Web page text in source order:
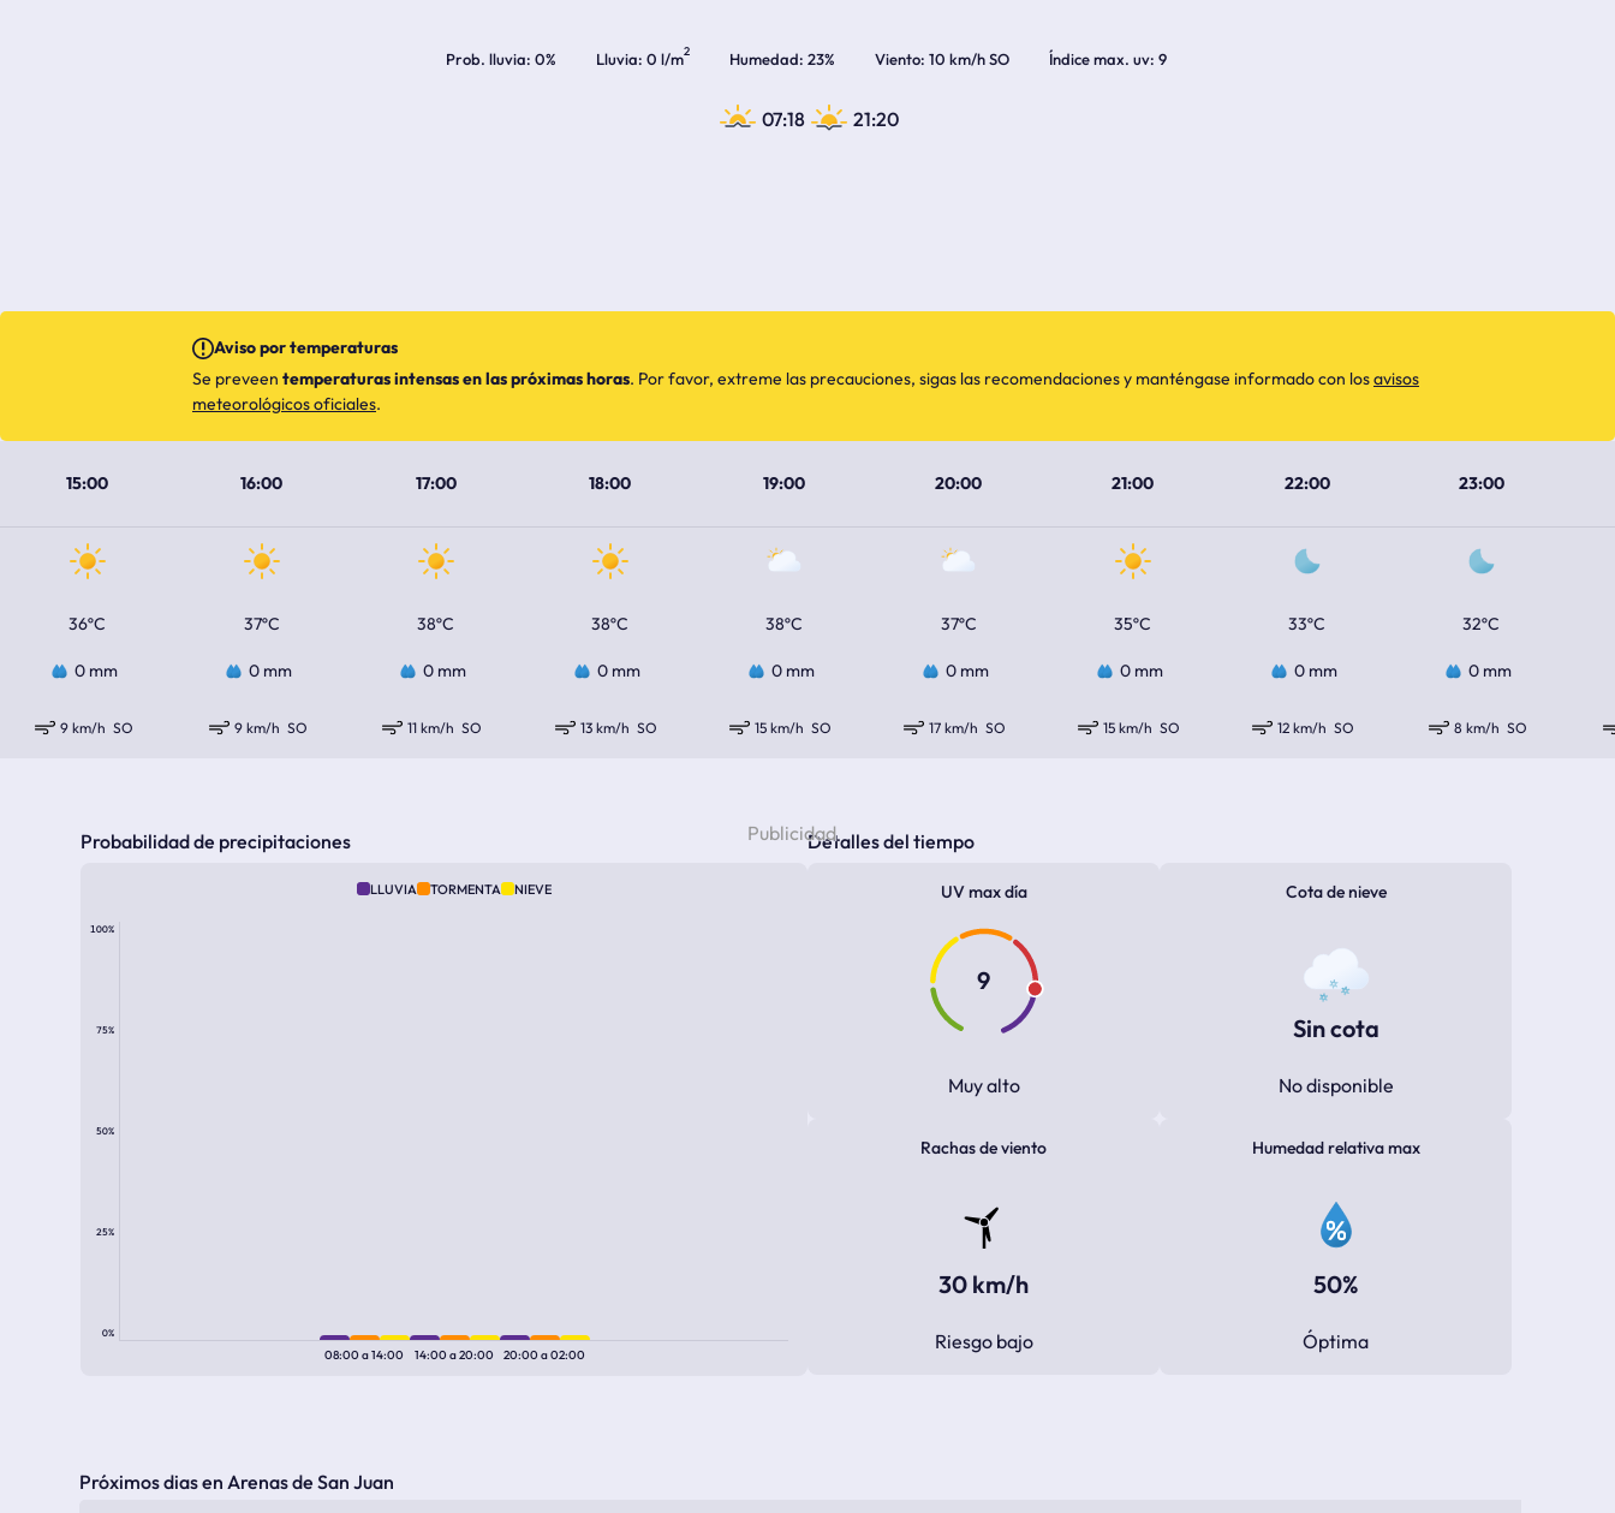
Prob. lluvia 0% Lluvia 0 l/m2 Humedad 23% Viento 10 km/h SO Índice max. uv 9
07:18 21:20
15:00 16:00 17:00 18:00 19:00 20:00 21:00 22:00 23:00
36ºC 37ºC 38ºC 38ºC 38ºC 37ºC 35ºC 33ºC 32ºC
0 mm 0 mm 0 mm 0 mm 0 mm 0 mm 0 mm 0 mm 0 mm
9 km/h SO 9 km/h SO 11 km/h SO 13 km/h SO 15 km/h SO 17 km/h SO 15 km/h SO 12 km/h SO 8 km/h SO
Aviso por temperaturas
Se preveen temperaturas intensas en las próximas horas. Por favor, extreme las precauciones, sigas las recomendaciones y manténgase informado con losavisos
meteorológicos oficiales.
Probabilidad de precipitaciones
LLUVIA TORMENTA NIEVE
100%
75%
50%
25%
0%
08:00a14:00 14:00a20:00 20:00a02:00
Detalles del tiempo
UV max día
9
Muy alto
Cota de nieve
Sin cota
No disponible
Rachas de viento
30 km/h
Riesgo bajo
Humedad relativa max
50%
Óptima
Próximos dias en Arenas de San Juan